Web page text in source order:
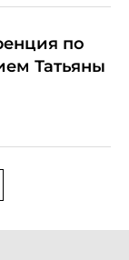
по
Татьяны